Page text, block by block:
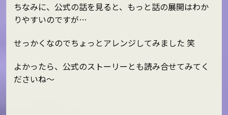
ちなみに、公式の話を見ると、もっと話の展開はわか
りやすいのですが…
せっかくなのでちょっとアレンジしてみました 笑
よかったら、公式のストーリーとも読み合せてみてく
ださいね～